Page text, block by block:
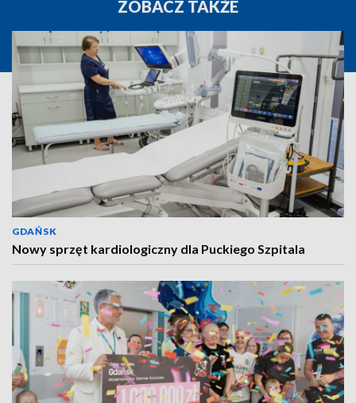
ZOBACZ TAKŻE
GDAŃSK
Nowy sprzęt kardiologiczny dla Puckiego Szpitala